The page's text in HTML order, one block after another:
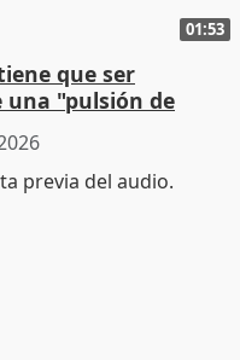
01:53
que ser
una "pulsión de